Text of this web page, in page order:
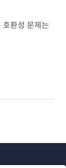
환성 문제는